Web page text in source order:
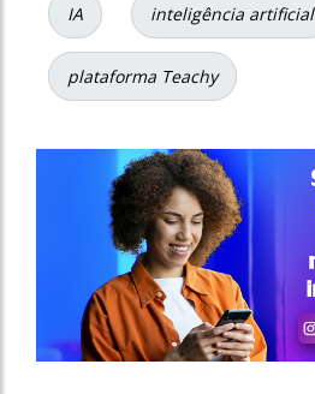
IA inteligência artificial
plataforma Teachy